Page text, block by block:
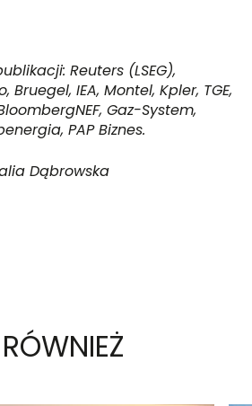
Reuters (LSEG),
Bruegel, IEA, Montel, Kpler, TGE,
Gaz-System,
PAP Biznes.
Dąbrowska
RÓWNIEŻ